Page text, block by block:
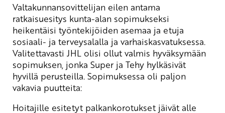
Valtakunnansovittelijan eilen antama
ratkaisuesitys kunta-alan sopimukseksi
heikentäisi työntekijöiden asemaa ja etuja
sosiaali- ja terveysalalla ja varhaiskasvatuksessa.
Valitettavasti JHL olisi ollut valmis hyväksymään
sopimuksen, jonka Super ja Tehy hylkäsivät
hyvillä perusteilla. Sopimuksessa oli paljon
vakavia puutteita:
Hoitajille esitetyt palkankorotukset jäivät alle